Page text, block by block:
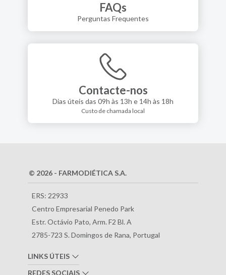
FAQs
Perguntas Frequentes
Contacte-nos
Dias úteis das 09h às 13h e 14h às 18h
Custo de chamada local
© 2026 - FARMODIÉTICA S.A.
ERS: 22933
Centro Empresarial Penedo Park
Estr. Octávio Pato, Arm. F2 Bl. A
2785-723 S. Domingos de Rana, Portugal
LINKS ÚTEIS
REDES SOCIAIS